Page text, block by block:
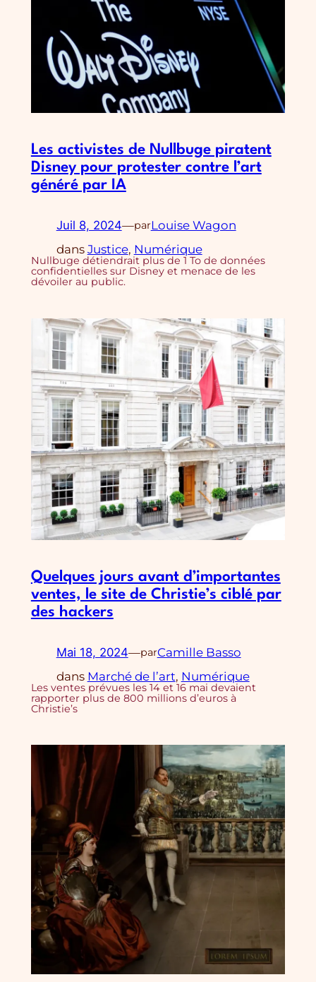
Les activistes de Nullbuge piratent
Disney pour protester contre l’art
généré par IA
Juil 8, 2024—parLouise Wagon
dans Justice, Numérique
Nullbuge détiendrait plus de 1 To de données
confidentielles sur Disney et menace de les
dévoiler au public.
Quelques jours avant d’importantes
ventes, le site de Christie’s ciblé par
des hackers
Mai 18, 2024—parCamille Basso
dans Marché de l’art, Numérique
Les ventes prévues les 14 et 16 mai devaient
rapporter plus de 800 millions d’euros à
Christie’s